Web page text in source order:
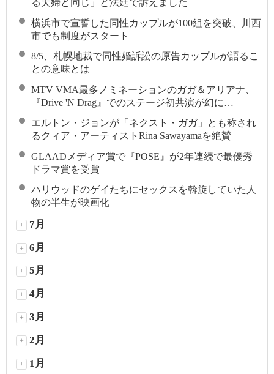
る夫婦と同じ」と法廷で訴えました
横浜市で宣誓した同性カップルが100組を突破、川西
市でも制度がスタート
8/5、札幌地裁で同性婚訴訟の原告カップルが語るこ
との意味とは
MTV VMA最多ノミネーションのガガ＆アリアナ、
『Drive 'N Drag』でのステージ初共演が幻に…
エルトン・ジョンが「ネクスト・ガガ」とも称され
るクィア・アーティストRina Sawayamaを絶賛
GLAADメディア賞で『POSE』が2年連続で最優秀
ドラマ賞を受賞
ハリウッドのゲイたちにセックスを斡旋していた人
物の半生が映画化
+ 7月
+ 6月
+ 5月
+ 4月
+ 3月
+ 2月
+ 1月